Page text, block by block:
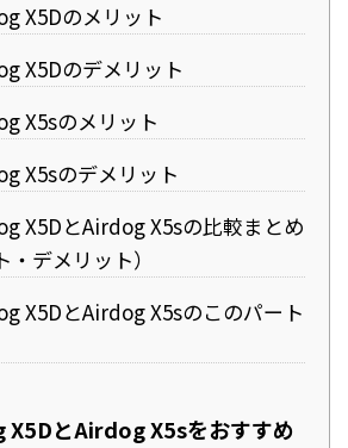
X5Dのメリット
X5Dのデメリット
X5sのメリット
X5sのデメリット
X5DとAirdog X5sの比較まとめ
・デメリット）
X5DとAirdog X5sのこのパート
とAirdog X5sをおすすめ